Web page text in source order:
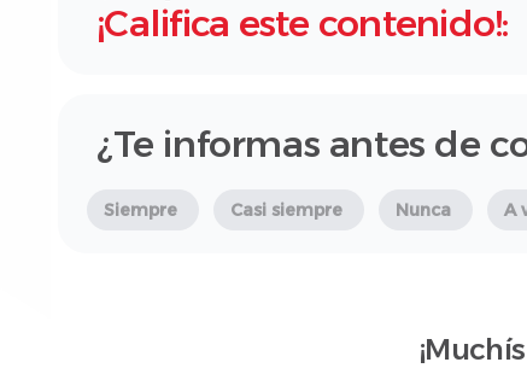
¡Califica este contenido!:
¿Te informas antes de
Siempre Casi siempre Nunca A